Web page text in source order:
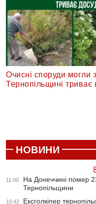
Очисні споруди могли
Тернопільщині триває
НОВИНИ
11:00
На Донеччині помер
Тернопільщини
10:42
Ексголкіпер